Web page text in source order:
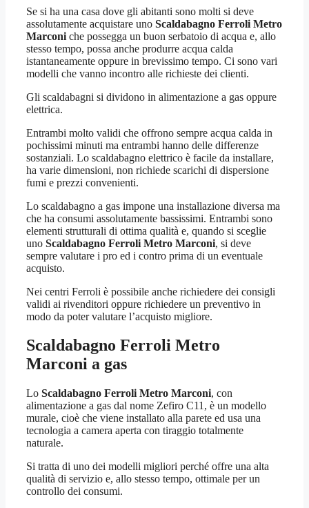
Se si ha una casa dove gli abitanti sono molti si deve
assolutamente acquistare uno Scaldabagno Ferroli Metro
Marconi che possegga un buon serbatoio di acqua e, allo
stesso tempo, possa anche produrre acqua calda
istantaneamente oppure in brevissimo tempo. Ci sono vari
modelli che vanno incontro alle richieste dei clienti.
Gli scaldabagni si dividono in alimentazione a gas oppure
elettrica.
Entrambi molto validi che offrono sempre acqua calda in
pochissimi minuti ma entrambi hanno delle differenze
sostanziali. Lo scaldabagno elettrico è facile da installare,
ha varie dimensioni, non richiede scarichi di dispersione
fumi e prezzi convenienti.
Lo scaldabagno a gas impone una installazione diversa ma
che ha consumi assolutamente bassissimi. Entrambi sono
elementi strutturali di ottima qualità e, quando si sceglie
uno Scaldabagno Ferroli Metro Marconi, si deve
sempre valutare i pro ed i contro prima di un eventuale
acquisto.
Nei centri Ferroli è possibile anche richiedere dei consigli
validi ai rivenditori oppure richiedere un preventivo in
modo da poter valutare l’acquisto migliore.
Scaldabagno Ferroli Metro
Marconi a gas
Lo Scaldabagno Ferroli Metro Marconi, con
alimentazione a gas dal nome Zefiro C11, è un modello
murale, cioè che viene installato alla parete ed usa una
tecnologia a camera aperta con tiraggio totalmente
naturale.
Si tratta di uno dei modelli migliori perché offre una alta
qualità di servizio e, allo stesso tempo, ottimale per un
controllo dei consumi.